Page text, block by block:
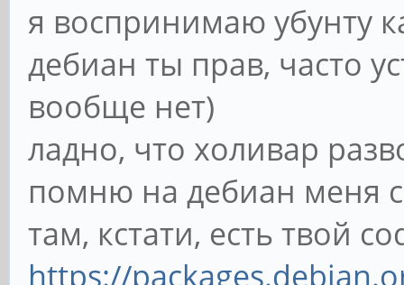
я воспринимаю убунту
дебиан ты прав, часто
вообще нет)
ладно, что холивар
помню на дебиан меня
там, кстати, есть твой
https://